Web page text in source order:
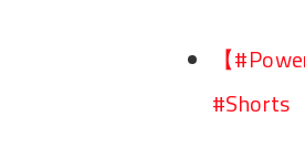
【
#Shorts